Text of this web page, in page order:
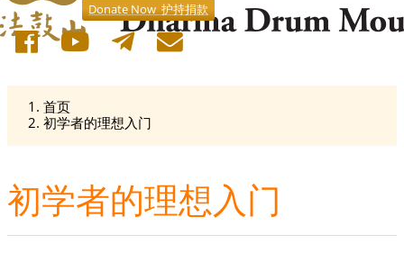
Donate Now 护持捐款
首页
初学者的理想入门
初学者的理想入门